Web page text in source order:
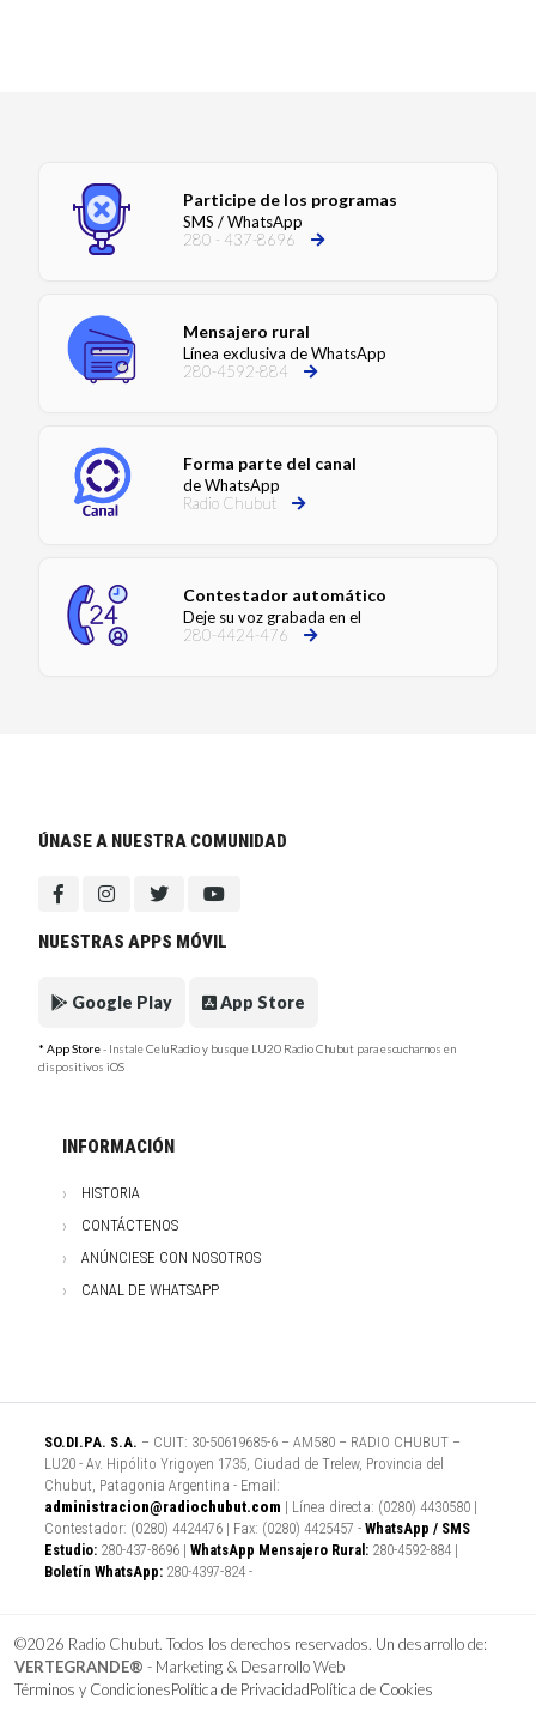
Participe de los programas
SMS / WhatsApp
280 - 437-8696
Mensajero rural
Línea exclusiva de WhatsApp
280-4592-884
Forma parte del canal
de WhatsApp
Radio Chubut
Contestador automático
Deje su voz grabada en el
280-4424-476
ÚNASE A NUESTRA COMUNIDAD
NUESTRAS APPS MÓVIL
Google Play App Store
* App Store- Instale CeluRadio y busque LU20 Radio Chubut para escucharnos en
dispositivos iOS
INFORMACIÓN
HISTORIA
CONTÁCTENOS
ANÚNCIESE CON NOSOTROS
CANAL DE WHATSAPP
SO.DI.PA. S.A. – CUIT: 30-50619685-6 – AM580 – RADIO CHUBUT –
LU20 - Av. Hipólito Yrigoyen 1735, Ciudad de Trelew, Provincia del
Chubut, Patagonia Argentina - Email:
administracion@radiochubut.com | Línea directa: (0280) 4430580 |
Contestador: (0280) 4424476 | Fax: (0280) 4425457 - WhatsApp / SMS
Estudio: 280-437-8696 | WhatsApp Mensajero Rural: 280-4592-884 |
Boletín WhatsApp: 280-4397-824 -
©2026 Radio Chubut. Todos los derechos reservados. Un desarrollo de:
VERTEGRANDE® - Marketing & Desarrollo Web
Términos y CondicionesPolítica de PrivacidadPolítica de Cookies